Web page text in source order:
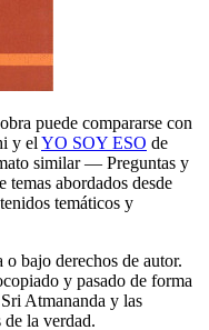
puede compararse con
y el YO SOY ESO de
similar ― Preguntas y
temas abordados desde
temáticos y
bajo derechos de autor.
y pasado de forma
Atmananda y las
de la verdad.